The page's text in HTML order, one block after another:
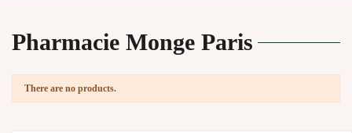
Pharmacie Monge Paris
There are no products.